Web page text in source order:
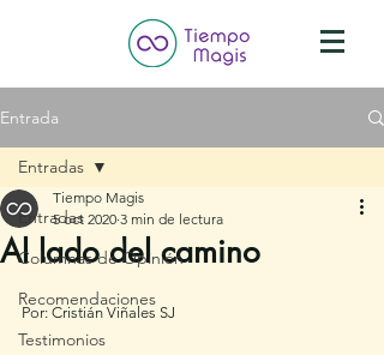
Entrada
Entradas
Columnas de Opinión
Recomendaciones
Testimonios
Entradas
Al lado del camino
Tiempo Magis
5 oct 2020 3 min de lectura
Por: Cristián Viñales SJ